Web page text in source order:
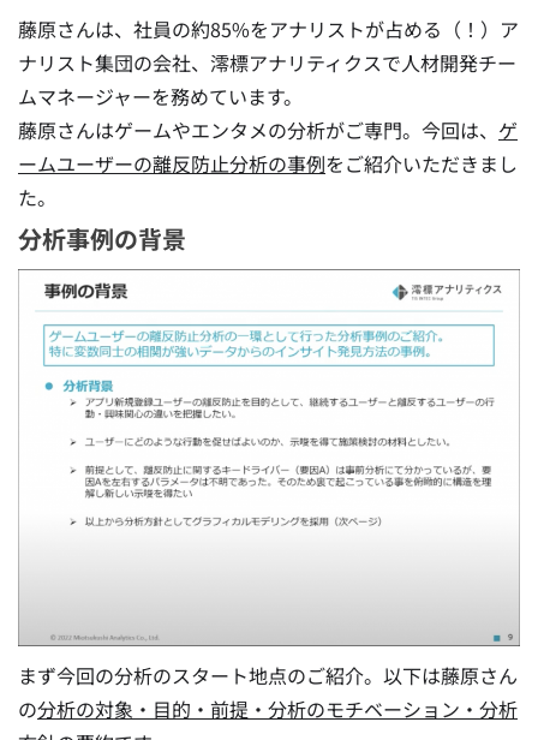
藤原さんは、社員の約85%をアナリストが占める（！）ア
ナリスト集団の会社、澪標アナリティクスで人材開発チー
ムマネージャーを務めています。
藤原さんはゲームやエンタメの分析がご専門。今回は、 ゲ
ームユーザーの離反防止分析の事例をご紹介いただきまし
た。
分析事例の背景
まず今回の分析のスタート地点のご紹介。以下は藤原さん
の分析の対象・目的・前提・分析のモチベーション・分析